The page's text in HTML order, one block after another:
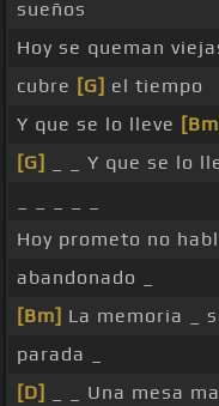
sueños
Hoy se queman
cubre [G] el tiempo
Y que se lo lleve
[G]
_ _ Y que se lo
Hoy prometo no
abandonado _
[Bm] La memoria _
parada _
[D]
_ _ Una mesa